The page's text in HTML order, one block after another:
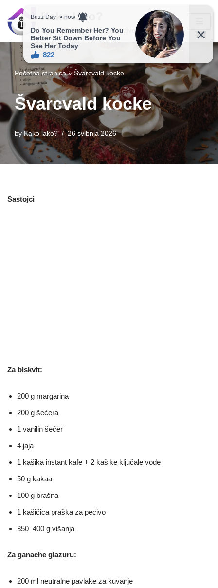
Skip
content
Kako lako?
Vaš vodič ka jednostavnijem životu!
Početna stranica»Švarcvald kocke
Švarcvald kocke
by Kako lako? 26 svibnja 2026
Sastojci
Za biskvit:
200 g margarina
200 g šećera
1 vanilin šećer
4 jaja
1 kašika instant kafe + 2 kašike ključale vode
50 g kakaa
100 g brašna
1 kašičica praška za pecivo
350–400 g višanja
Za ganache glazuru:
200 ml neutralne pavlake za kuvanje